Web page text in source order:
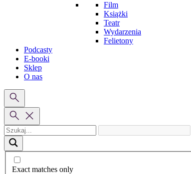
Film
Książki
Teatr
Wydarzenia
Felietony
Podcasty
E-booki
Sklep
O nas
Exact matches only